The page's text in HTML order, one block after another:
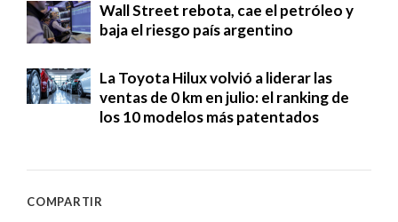
Wall Street rebota, cae el petróleo y
baja el riesgo país argentino
La Toyota Hilux volvió a liderar las
ventas de 0 km en julio: el ranking de
los 10 modelos más patentados
COMPARTIR